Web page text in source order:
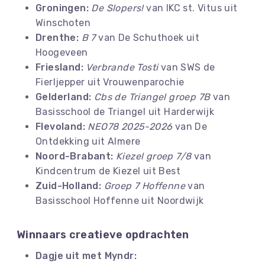
Groningen: De Slopers!van IKC st. Vitus uit
Winschoten
Drenthe: B 7van De Schuthoek uit
Hoogeveen
Friesland: Verbrande Tostivan SWS de
Fierljepper uit Vrouwenparochie
Gelderland: Cbs de Triangel groep 7Bvan
Basisschool de Triangel uit Harderwijk
Flevoland: NEO78 2025-2026 van De
Ontdekking uit Almere
Noord-Brabant: Kiezel groep 7/8 van
Kindcentrum de Kiezel uit Best
Zuid-Holland: Groep 7 Hoffennevan
Basisschool Hoffenne uit Noordwijk
Winnaars creatieve opdrachten
Dagje uit met Myndr: